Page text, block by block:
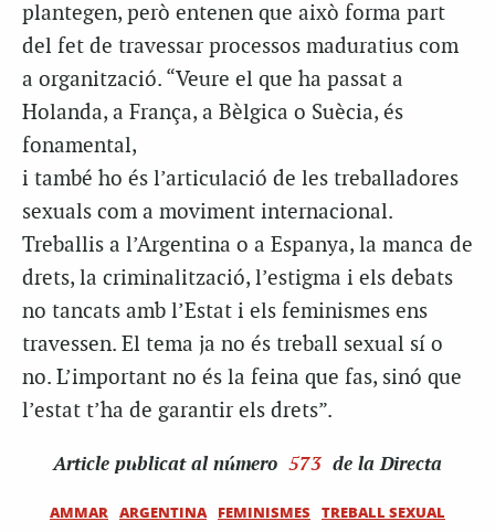
plantegen, però entenen que això forma part
del fet de travessar processos maduratius com
a organització. “Veure el que ha passat a
Holanda, a França, a Bèlgica o Suècia, és
fonamental,
i també ho és l’articulació de les treballadores
sexuals com a moviment internacional.
Treballis a l’Argentina o a Espanya, la manca de
drets, la criminalització, l’estigma i els debats
no tancats amb l’Estat i els feminismes ens
travessen. El tema ja no és treball sexual sí o
no. L’important no és la feina que fas, sinó que
l’estat t’ha de garantir els drets”.
Article publicat al número 573 de la Directa
AMMAR ARGENTINA FEMINISMES TREBALL SEXUAL